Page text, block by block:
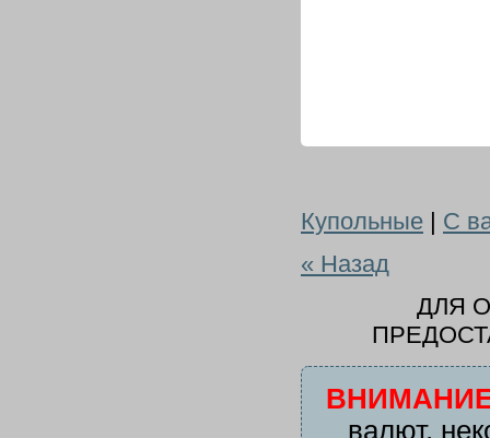
Купольные | С
« Назад
ДЛЯ
валют,